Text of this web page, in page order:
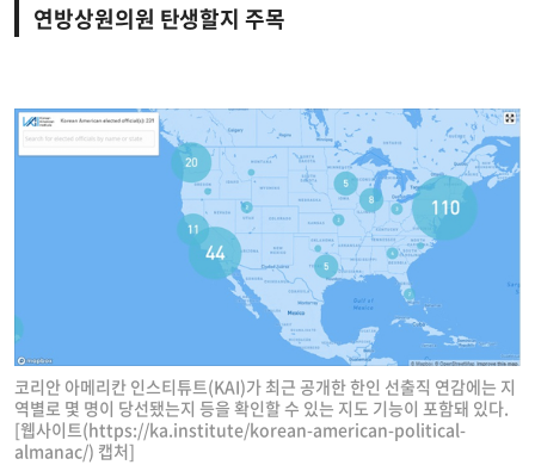
연방상원의원 탄생할지 주목
코리안 아메리칸 인스티튜트(KAI)가 최근 공개한 한인 선출직 연감에는 지
역별로 몇 명이 당선됐는지 등을 확인할 수 있는 지도 기능이 포함돼 있다.
[웹사이트(https://ka.institute/korean-american-political-
almanac/) 캡처]